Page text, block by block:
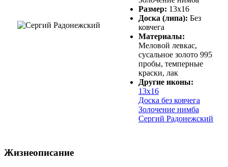
Размер: 13х16
Доска (липа): Без
ковчега
Материалы:
Меловой левкас,
сусальное золото 995
пробы, темперные
краски, лак
Другие иконы:
13х16
Доска без ковчега
Золочение нимба
Сергий Радонежский
Жизнеописание